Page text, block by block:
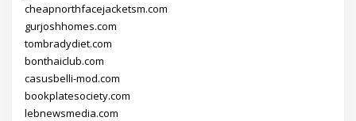
cheapnorthfacejacketsm.com
gurjoshhomes.com
tombradydiet.com
bonthaiclub.com
casusbelli-mod.com
bookplatesociety.com
lebnewsmedia.com